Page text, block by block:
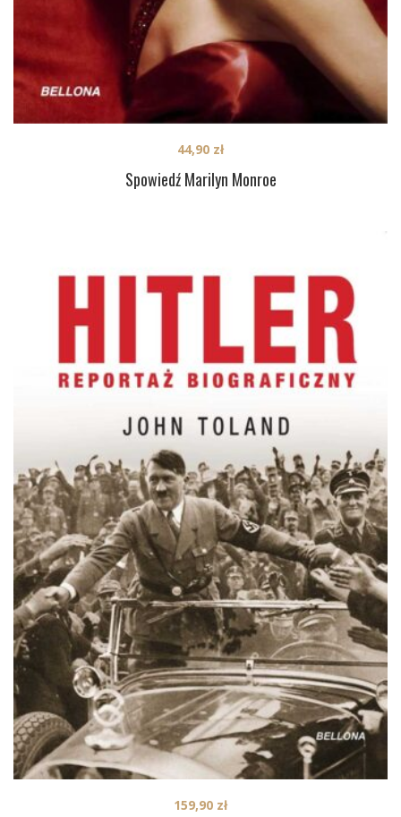
Spowiedź Marilyn Monroe
44,90 zł
159,90 zł